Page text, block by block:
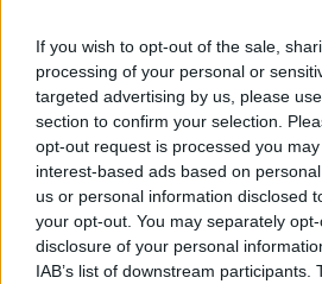
If you wish to opt-out of the sale,
processing of your personal or
targeted advertising by us, please
section to confirm your selection.
opt-out request is processed you
interest-based ads based on
us or personal information disclosed
your opt-out. You may separately
disclosure of your personal
IAB’s list of downstream participants.
Egészen érdekes ez a szandál.
kíméli a padlót!
Fotó: Pedro Gomes / Getty Images